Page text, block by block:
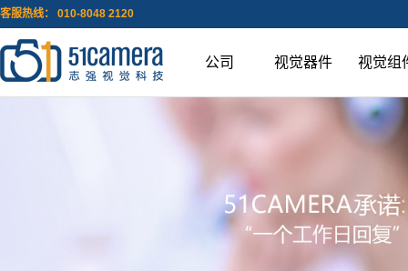
客服热线： 010-8048 2120
公司 视觉器件 视觉组